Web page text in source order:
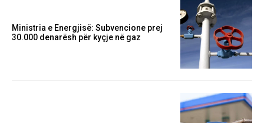
Ministria e Energjisë: Subvencione prej
30.000 denarësh për kyçje në gaz